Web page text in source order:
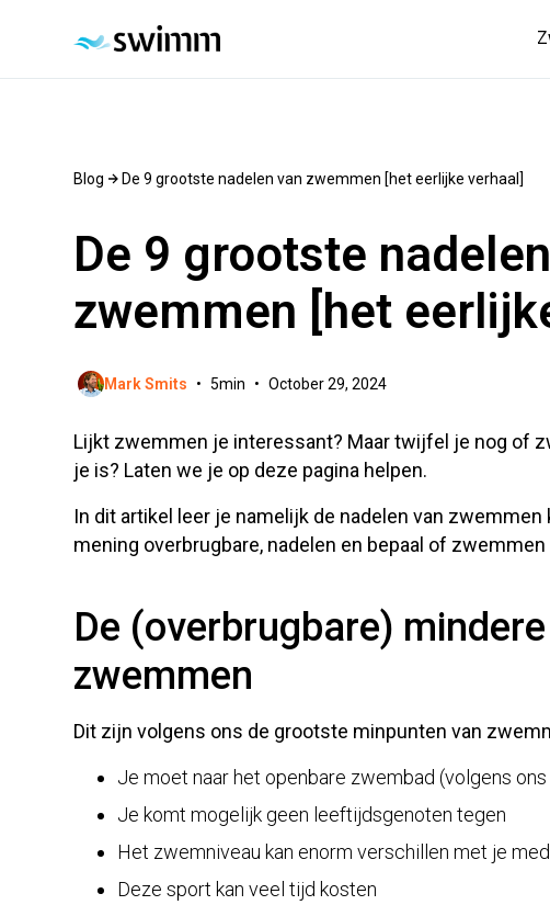
Blog De 9 grootste nadelen van zwemmen [het eerlijke verhaal]
De 9 grootste
zwemmen [het
Mark Smits • 5min • October 29, 2024
Lijkt zwemmen je interessant? Maar twijfel je nog of
je is? Laten we je op deze pagina helpen.
In dit artikel leer je namelijk de nadelen van zwemmen
mening overbrugbare, nadelen en bepaal of
De (overbrugbare)
zwemmen
Dit zijn volgens ons de grootste minpunten van
Je moet naar het openbare zwembad (volgens
Je komt mogelijk geen leeftijdsgenoten tegen
Het zwemniveau kan enorm verschillen met je
Deze sport kan veel tijd kosten